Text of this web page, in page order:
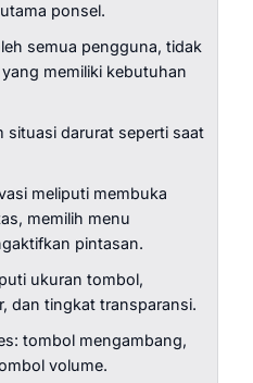
ponsel.
semua pengguna, tidak
memiliki kebutuhan
situasi darurat seperti saat
meliputi membuka
memilih menu
pintasan.
ukuran tombol,
dan tingkat transparansi.
tombol mengambang,
volume.